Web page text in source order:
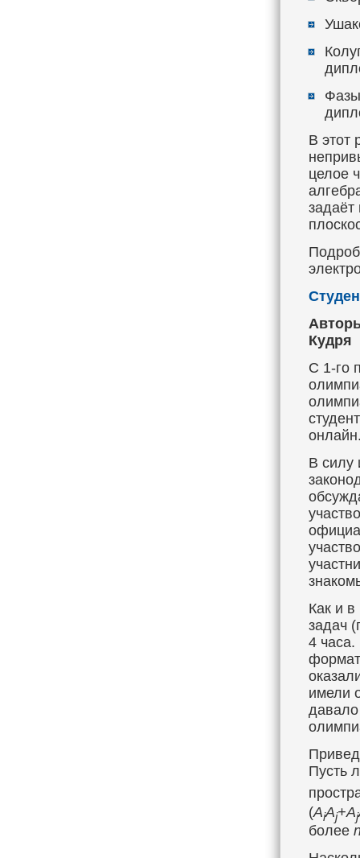
В этот
целое
Кудря
С 1-го
В силу
Как и
задач
4 часа.
имели
Пусть
(AiAj+Aj
более